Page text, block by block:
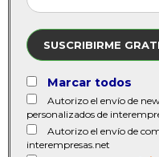
SUSCRIBIRME
Marcar todos
Autorizo el envío de
personalizados de
Autorizo el envío de
interempresas.net